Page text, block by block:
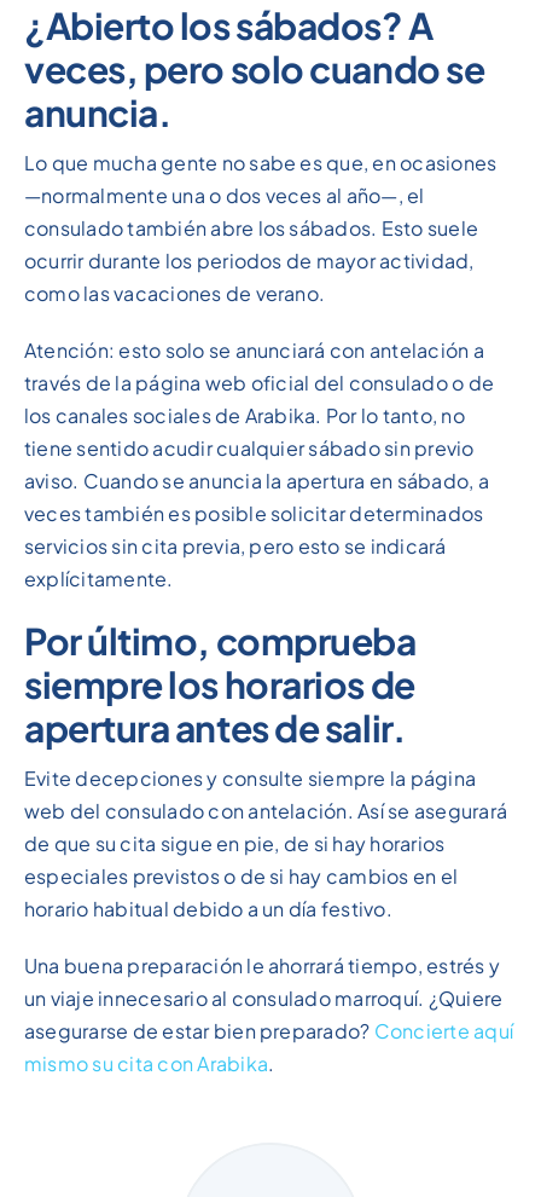
¿Abierto los sábados? A
veces, pero solo cuando se
anuncia.
Lo que mucha gente no sabe es que, en ocasiones
—normalmente una o dos veces al año—, el
consulado también abre los sábados. Esto suele
ocurrir durante los periodos de mayor actividad,
como las vacaciones de verano.
Atención: esto solo se anunciará con antelación a
través de la página web oficial del consulado o de
los canales sociales de Arabika. Por lo tanto, no
tiene sentido acudir cualquier sábado sin previo
aviso. Cuando se anuncia la apertura en sábado, a
veces también es posible solicitar determinados
servicios sin cita previa, pero esto se indicará
explícitamente.
Por último, comprueba
siempre los horarios de
apertura antes de salir.
Evite decepciones y consulte siempre la página
web del consulado con antelación. Así se asegurará
de que su cita sigue en pie, de si hay horarios
especiales previstos o de si hay cambios en el
horario habitual debido a un día festivo.
Una buena preparación le ahorrará tiempo, estrés y
un viaje innecesario al consulado marroquí. ¿Quiere
asegurarse de estar bien preparado? Concierte aquí
mismo su cita con Arabika.